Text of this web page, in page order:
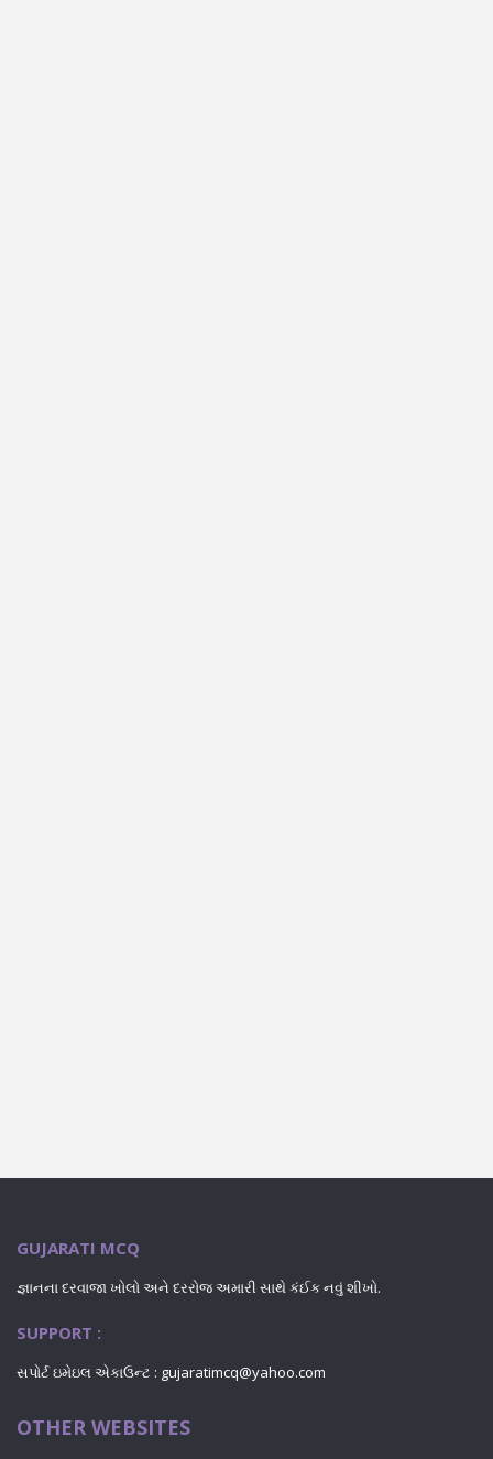
GUJARATI MCQ
જ્ઞાનના દરવાજા ખોલો અને દરરોજ અમારી સાથે કંઈક નવું શીખો.
SUPPORT :
સપોર્ટ ઇમેઇલ એકાઉન્ટ : gujaratimcq@yahoo.com
OTHER WEBSITES